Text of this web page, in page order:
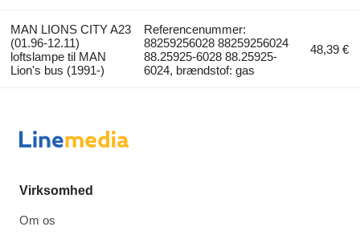
MAN LIONS CITY A23
(01.96-12.11)
loftslampe til MAN
Lion's bus (1991-)
Referencenummer:
88259256028 88259256024
88.25925-6028 88.25925-
6024, brændstof: gas
48,39 €
Virksomhed
Om os